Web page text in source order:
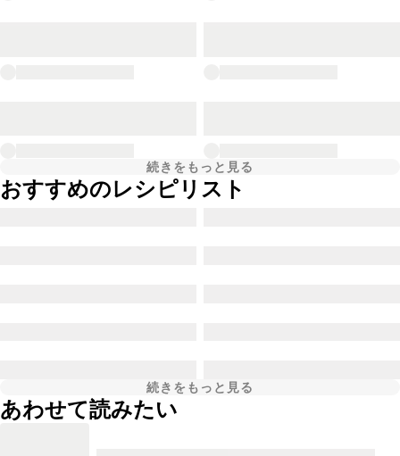
続きをもっと見る
おすすめのレシピリスト
続きをもっと見る
あわせて読みたい